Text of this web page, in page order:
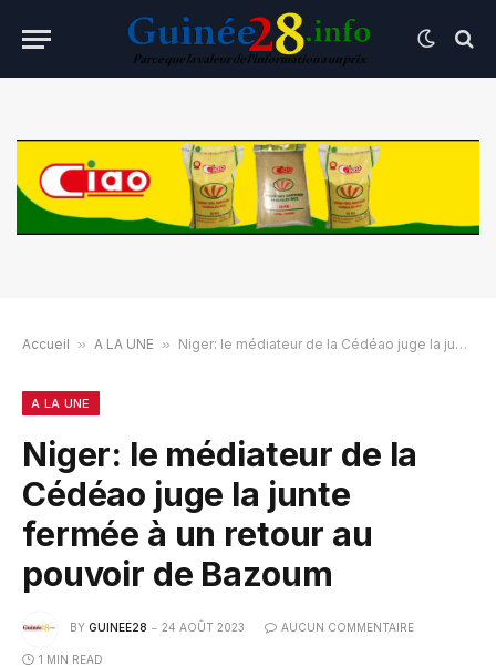
Accueil » A LA UNE » Niger: le médiateur de la Cédéao juge la junte fermée à un retour au pouvoir de Bazoum
A LA UNE
Niger: le médiateur de la
Cédéao juge la junte
fermée à un retour au
pouvoir de Bazoum
BY GUINEE28 24 AOÛT 2023 AUCUN COMMENTAIRE
1 MIN READ